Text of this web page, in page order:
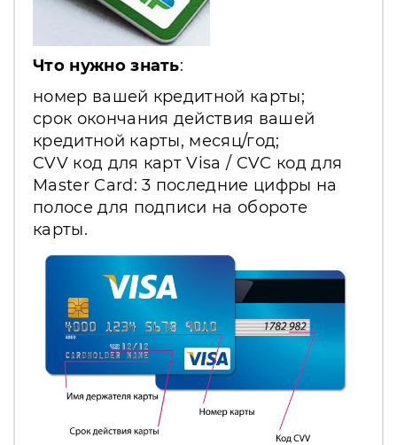
Что нужно знать:
номер вашей кредитной карты;
срок окончания действия вашей
кредитной карты, месяц/год;
CVV код для карт Visa / CVC код для
Master Card: 3 последние цифры на
полосе для подписи на обороте
карты.